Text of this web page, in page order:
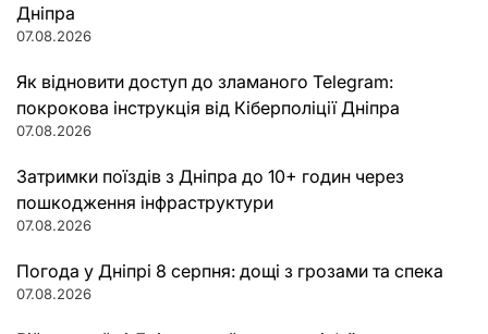
Дніпра
07.08.2026
Як відновити доступ до зламаного Telegram:
покрокова інструкція від Кіберполіції Дніпра
07.08.2026
Затримки поїздів з Дніпра до 10+ годин через
пошкодження інфраструктури
07.08.2026
Погода у Дніпрі 8 серпня: дощі з грозами та спека
07.08.2026